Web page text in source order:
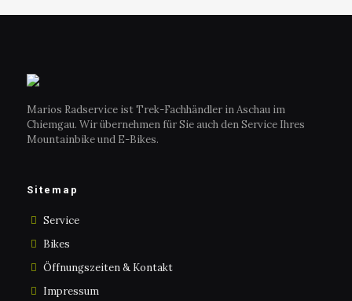
Marios Radservice ist Trek-Fachhändler in Aschau im
Chiemgau. Wir übernehmen für Sie auch den Service Ihres
Mountainbike und E-Bikes.
Sitemap
Service
Bikes
Öffnungszeiten & Kontakt
Impressum